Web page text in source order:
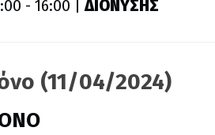
- 16:00 |ΔΙΟΝΥΣΗΣ
(11/04/2024)